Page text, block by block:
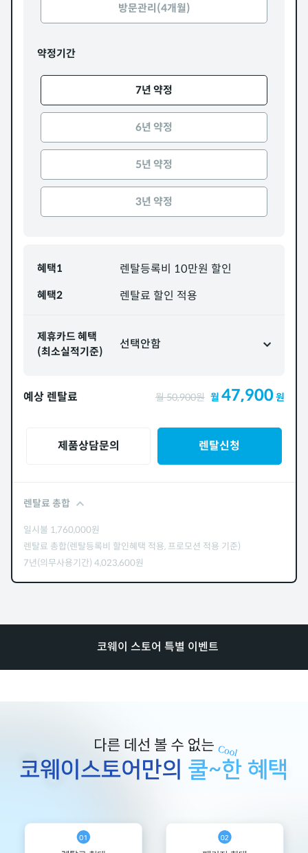
방문관리(4개월)
약정기간
7년 약정
6년 약정
5년 약정
3년 약정
혜택1 렌탈등록비 10만원 할인
혜택2 렌탈료 할인 적용
제휴카드 혜택
(최소실적기준)
선택안함
예상 렌탈료 월50,900원 월 47,900원
제품상담문의 렌탈신청
렌탈료 총합
일시불 1,760,000원
렌탈료 총합(렌탈등록비 할인혜택 적용, 프로모션 적용 기준)
7년(의무사용기간) 4,023,600원
코웨이 스토어 특별 이벤트